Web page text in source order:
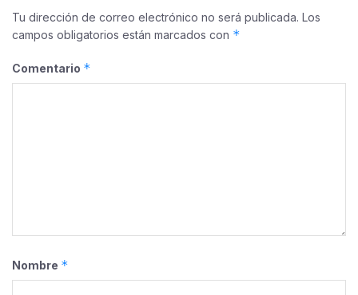
Tu dirección de correo electrónico no será publicada. Los
campos obligatorios están marcados con *
Comentario *
Nombre *